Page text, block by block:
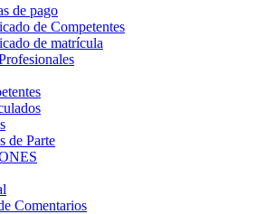
de pago
de Competentes
de matrícula
de Parte
Comentarios